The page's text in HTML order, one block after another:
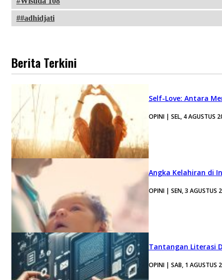
#adhidjati
Berita Terkini
Self-Love: Antara
OPINI | SEL, 4 AGUSTUS
Angka Kelahiran di
OPINI | SEN, 3 AGUSTUS
Tantangan Literasi
OPINI | SAB, 1 AGUSTUS